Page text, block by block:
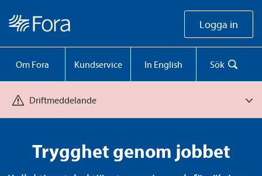
Om Fora Kundservice In English Sök
Logga in
Driftmeddelande
Trygghet genom jobbet